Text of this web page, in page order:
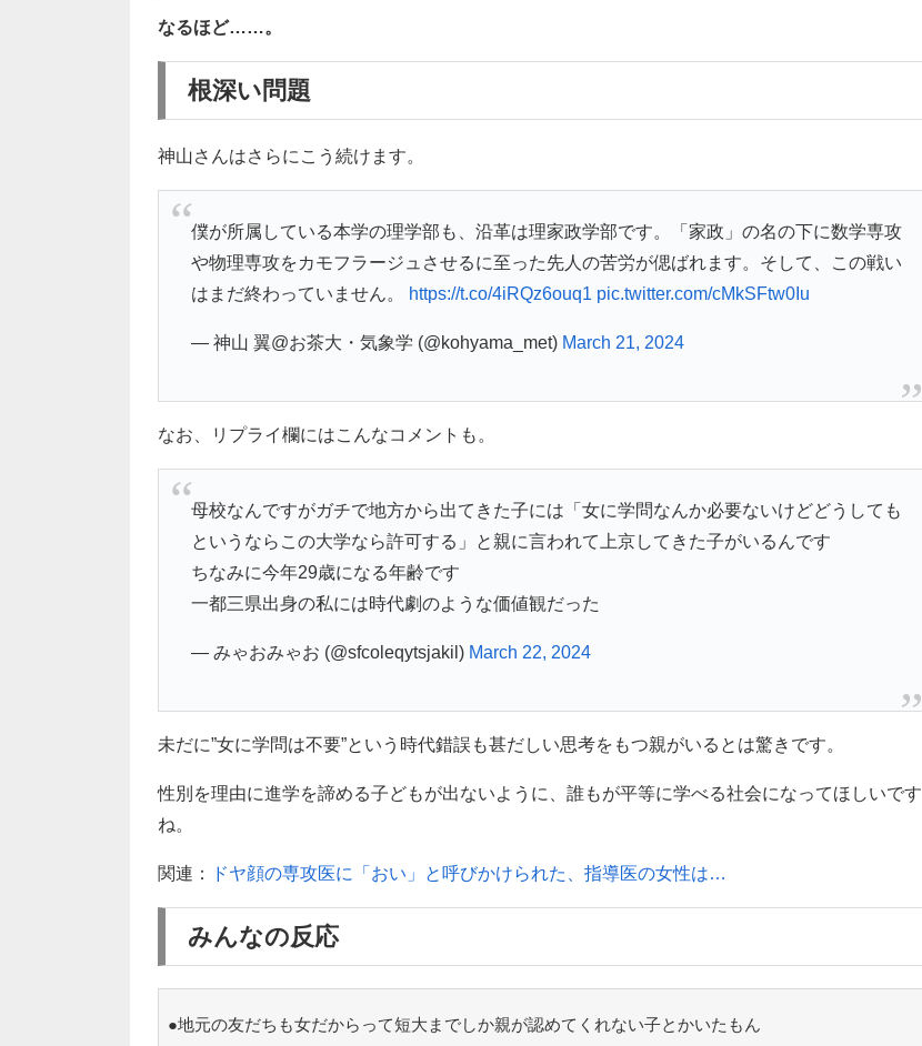
なるほど……。
根深い問題
神山さんはさらにこう続けます。
僕が所属している本学の理学部も、沿革は理家政学部です。「家政」の名の下に数学専攻
や物理専攻をカモフラージュさせるに至った先人の苦労が偲ばれます。そして、この戦い
はまだ終わっていません。
https://t.co/4iRQz6ouq1 pic.twitter.com/cMkSFtw0Iu
— 神山 翼@お茶大・気象学 (@kohyama_met) March 21, 2024
なお、リプライ欄にはこんなコメントも。
母校なんですがガチで地方から出てきた子には「女に学問なんか必要ないけどどうしても
というならこの大学なら許可する」と親に言われて上京してきた子がいるんです
ちなみに今年29歳になる年齢です
一都三県出身の私には時代劇のような価値観だった
— みゃおみゃお (@sfcoleqytsjakil) March 22, 2024
未だに”女に学問は不要”という時代錯誤も甚だしい思考をもつ親がいるとは驚きです。
性別を理由に進学を諦める子どもが出ないように、誰もが平等に学べる社会になってほしいです
ね。
関連： ドヤ顔の専攻医に「おい」と呼びかけられた、指導医の女性は…
みんなの反応
●地元の友だちも女だからって短大までしか親が認めてくれない子とかいたもん